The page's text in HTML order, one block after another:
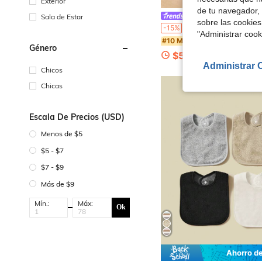
Sala de Estar
Género
Chicos
Chicas
Escala De Precios (USD)
Menos de $5
$5 - $7
$7 - $9
Más de $9
Mín.: Máx: Ok
-15% Strawberry Shortcake X SHEIN Babero de algodón puro con estampado
#10 Más vendidos
$5.53
Ahorro
de tu
sobre las
"Administrar
Administrar